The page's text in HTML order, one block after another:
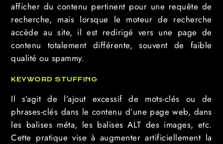
afficher du contenu pertinent pour une requête de
recherche, mais lorsque le moteur de recherche
accède au site, il est redirigé vers une page de
contenu totalement différente, souvent de faible
qualité ou spammy.
KEYWORD STUFFING
Il s’agit de l’ajout excessif de mots-clés ou de
phrases-clés dans le contenu d’une page web, dans
les balises méta, les balises ALT des images, etc.
Cette pratique vise à augmenter artificiellement la